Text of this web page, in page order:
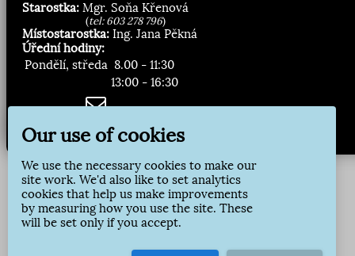
Starostka: Mgr. Soňa Křenová
(tel: 603 278 796)
Místostarostka: Ing. Jana Pěkná
Úřední hodiny:
Pondělí, středa 8.00 - 11:30
13:00 - 16:30
Zasílání novinek:
Přihlásit odběr
Our use of cookies
We use the necessary cookies to make our
site work. We'd also like to set analytics
cookies that help us make improvements
by measuring how you use the site. These
will be set only if you accept.